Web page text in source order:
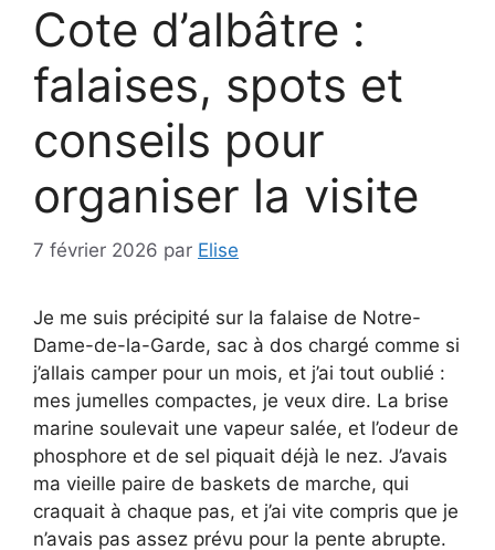
Cote d’albâtre :
falaises, spots et
conseils pour
organiser la visite
7 février 2026 par Elise
Je me suis précipité sur la falaise de Notre-
Dame-de-la-Garde, sac à dos chargé comme si
j’allais camper pour un mois, et j’ai tout oublié :
mes jumelles compactes, je veux dire. La brise
marine soulevait une vapeur salée, et l’odeur de
phosphore et de sel piquait déjà le nez. J’avais
ma vieille paire de baskets de marche, qui
craquait à chaque pas, et j’ai vite compris que je
n’avais pas assez prévu pour la pente abrupte.